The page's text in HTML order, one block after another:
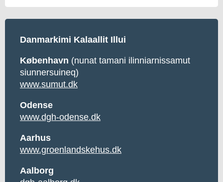
Danmarkimi Kalaallit Illui
København (nunat tamani ilinniarnissamut
siunnersuineq)
www.sumut.dk
Odense
www.dgh-odense.dk
Aarhus
www.groenlandskehus.dk
Aalborg